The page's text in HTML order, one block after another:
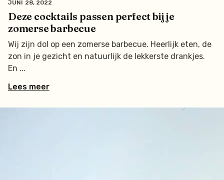
Deze cocktails passen perfect bij je
zomerse barbecue
JUNI 28, 2022
Wij zijn dol op een zomerse barbecue. Heerlijk eten, de
zon in je gezicht en natuurlijk de lekkerste drankjes.
En
Lees meer